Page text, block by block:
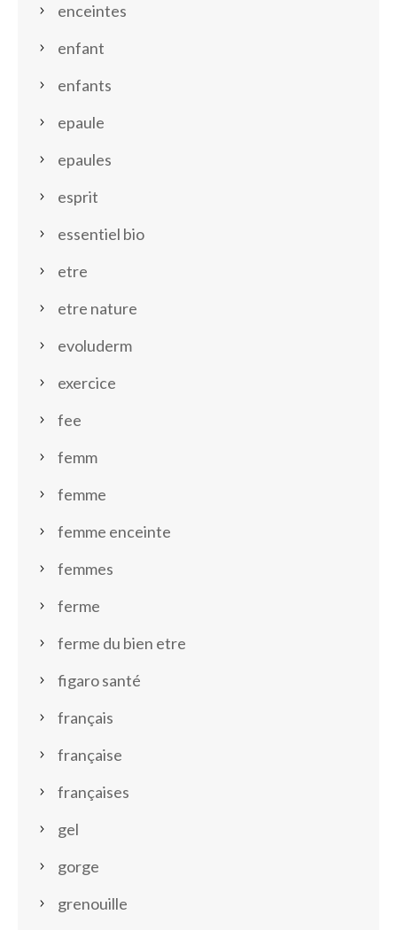
enceintes
enfant
enfants
epaule
epaules
esprit
essentiel bio
etre
etre nature
evoluderm
exercice
fee
femm
femme
femme enceinte
femmes
ferme
ferme du bien etre
figaro santé
français
française
françaises
gel
gorge
grenouille